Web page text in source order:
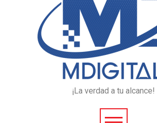
¡La verdad a tu alcance!